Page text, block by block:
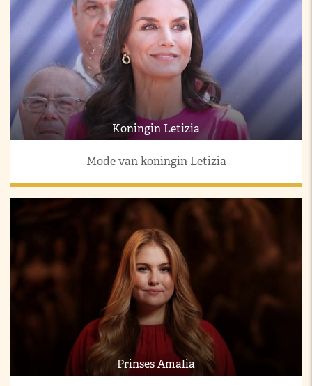
Koningin Letizia
Mode van koningin Letizia
Prinses Amalia